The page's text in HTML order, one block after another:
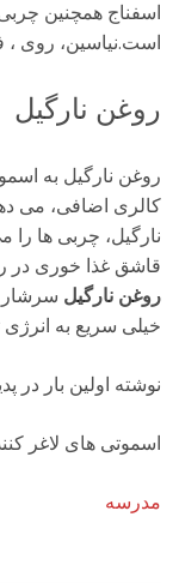
است.نیاسین، روی ،
روغن نارگیل
روغن نارگیل به
کالری اضافی، می
نارگیل، چربی ها
قاشق غذا خوری در
روغن نارگیل سرشار
خیلی سریع به
نوشته اولین بار در
اسموتی های لاغر
مدرسه